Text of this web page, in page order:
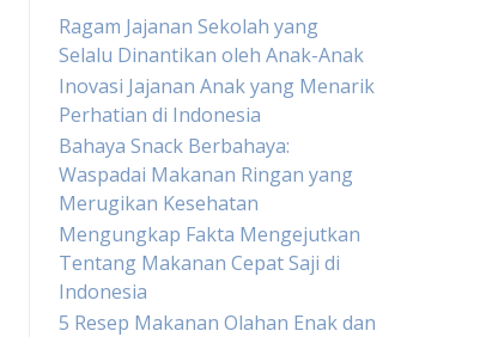
Ragam Jajanan Sekolah yang
Selalu Dinantikan oleh Anak-Anak
Inovasi Jajanan Anak yang Menarik
Perhatian di Indonesia
Bahaya Snack Berbahaya:
Waspadai Makanan Ringan yang
Merugikan Kesehatan
Mengungkap Fakta Mengejutkan
Tentang Makanan Cepat Saji di
Indonesia
5 Resep Makanan Olahan Enak dan